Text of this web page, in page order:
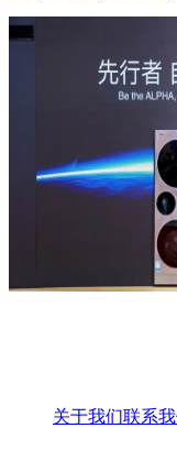
关于我们联系